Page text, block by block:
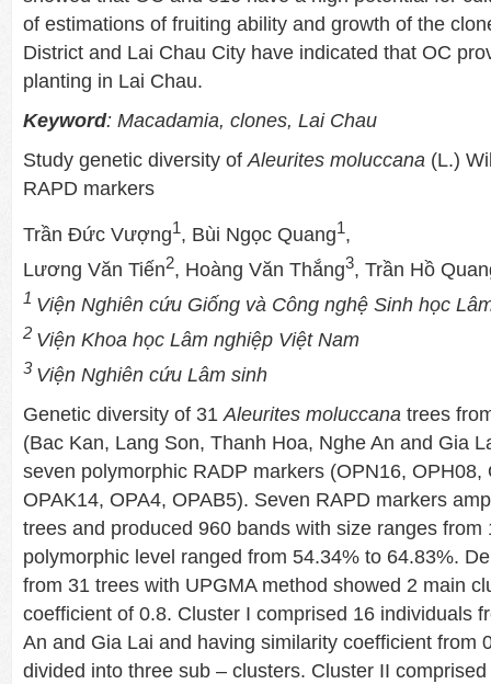
of estimations of fruiting ability and growth of the
District and Lai Chau City have indicated that OC
planting in Lai Chau.
Keyword: Macadamia, clones, Lai Chau
Study genetic diversity ofAleurites moluccana (L.)
RAPD markers
Trần Đức Vượng1, Bùi Ngọc Quang1,
Lương Văn Tiến2, Hoàng Văn Thắng3, Trần Hồ
1 Viện Nghiên cứu Giống và Công nghệ Sinh học
2 Viện Khoa học Lâm nghiệp Việt Nam
3 Viện Nghiên cứu Lâm sinh
Genetic diversity of 31Aleurites moluccana trees
(Bac Kan, Lang Son, Thanh Hoa, Nghe An and Gia
seven polymorphic RADP markers (OPN16, OPH08,
OPAK14, OPA4, OPAB5). Seven RAPD markers
trees and produced 960 bands with size ranges from
polymorphic level ranged from 54.34% to 64.83%.
from 31 trees with UPGMA method showed 2 main
coefficient of 0.8. Cluster I comprised 16 individuals
An and Gia Lai and having similarity coefficient from
divided into three sub – clusters. Cluster II